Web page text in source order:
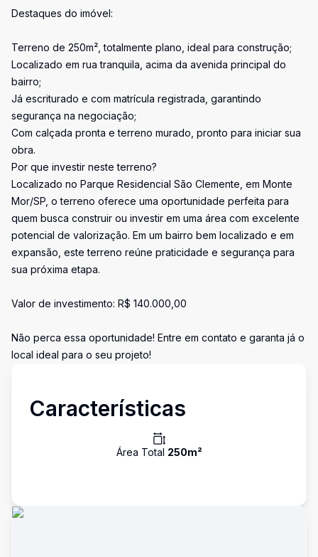
Destaques do imóvel:
Terreno de 250m², totalmente plano, ideal para construção;
Localizado em rua tranquila, acima da avenida principal do
bairro;
Já escriturado e com matrícula registrada, garantindo
segurança na negociação;
Com calçada pronta e terreno murado, pronto para iniciar sua
obra.
Por que investir neste terreno?
Localizado no Parque Residencial São Clemente, em Monte
Mor/SP, o terreno oferece uma oportunidade perfeita para
quem busca construir ou investir em uma área com excelente
potencial de valorização. Em um bairro bem localizado e em
expansão, este terreno reúne praticidade e segurança para
sua próxima etapa.
Valor de investimento: R$ 140.000,00
Não perca essa oportunidade! Entre em contato e garanta já o
local ideal para o seu projeto!
Características
Área Total 250m²